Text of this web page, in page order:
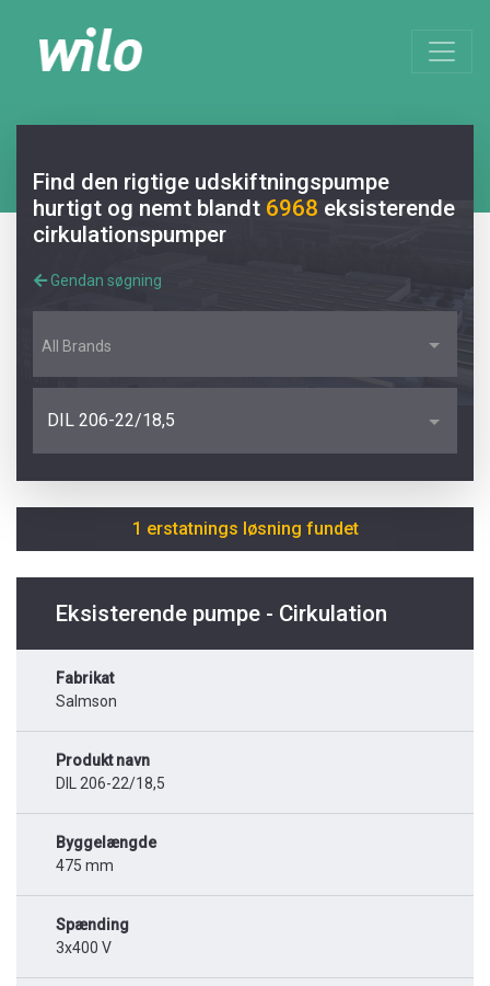
Find den rigtige udskiftningspumpe
hurtigt og nemt blandt 6968 eksisterende
cirkulationspumper
Gendan søgning
All Brands
DIL 206-22/18,5
1 erstatnings løsning fundet
Eksisterende pumpe - Cirkulation
Fabrikat
Salmson
Produkt navn
DIL 206-22/18,5
Byggelængde
475 mm
Spænding
3x400 V